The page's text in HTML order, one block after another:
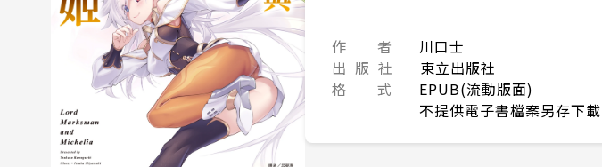
作 者
川口士
出 版 社
東立出版社
格 式
EPUB(流動版面)
不提供電子書檔案另存下載